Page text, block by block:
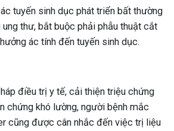
tuyến sinh dục phát triển bất thường
ung thư, bắt buộc phải phẫu thuật cắt
ác tính đến tuyến sinh dục.
điều trị y tế, cải thiện triệu chứng
chứng khó lường, người bệnh mắc
cũng được cân nhắc đến việc trị liệu